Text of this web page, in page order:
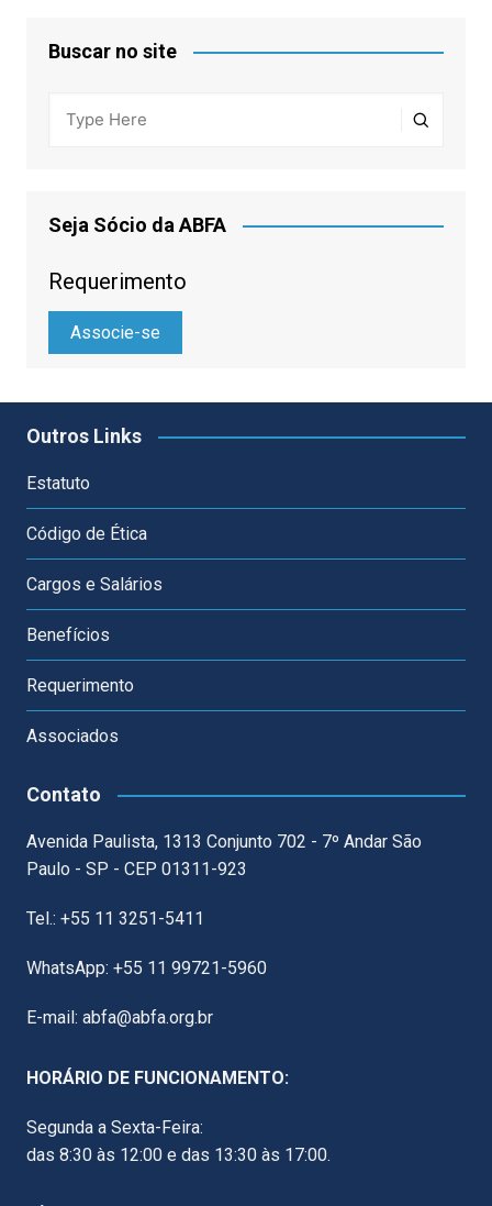
Buscar no site
Seja Sócio da ABFA
Requerimento
Associe-se
Outros Links
Estatuto
Código de Ética
Cargos e Salários
Benefícios
Requerimento
Associados
Contato
Avenida Paulista, 1313 Conjunto 702 - 7º Andar São
Paulo - SP - CEP 01311-923
Tel.: +55 11 3251-5411
WhatsApp: +55 11 99721-5960
E-mail: abfa@abfa.org.br
HORÁRIO DE FUNCIONAMENTO:
Segunda a Sexta-Feira:
das 8:30 às 12:00 e das 13:30 às 17:00.